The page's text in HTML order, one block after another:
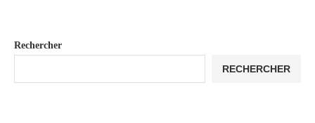
Rechercher
RECHERCHER